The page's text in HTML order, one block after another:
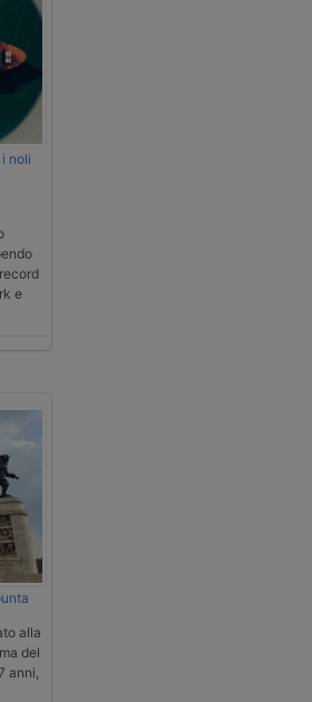
noli
e
alla
del
anni,